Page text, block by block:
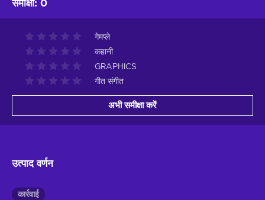
समीक्षा: 0
गेमप्ले
कहानी
GRAPHICS
गीत संगीत
अभी समीक्षा करें
उत्पाद वर्णन
कार्रवाई